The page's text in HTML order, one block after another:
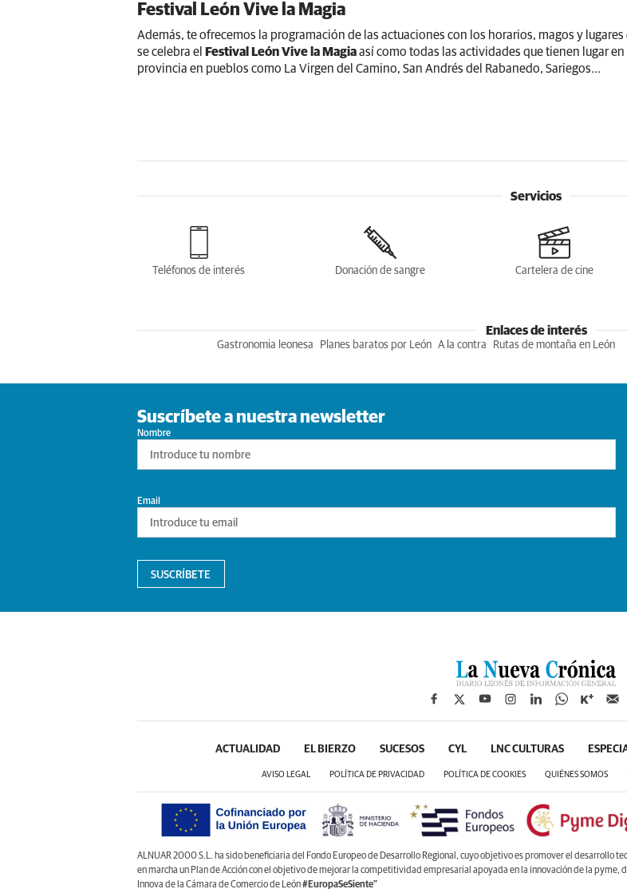
Festival León Vive la Magia
Además, te ofrecemos la programación de las actuaciones con los horarios, magos y
se celebra el
Festival León Vive la Magiaasí como todas las actividades que tienen lugar en
provincia en pueblos como La Virgen del Camino, San Andrés del Rabanedo, Sariegos...
Servicios
Teléfonos de interés Donación de sangre Cartelera de cine
Enlaces de interés
Gastronomia leonesa Planes baratos por León A la contra Rutas de montaña en León
Suscríbete a nuestra newsletter
Nombre
Email
SUSCRÍBETE
ACTUALIDAD EL BIERZO SUCESOS CYL LNC CULTURAS
AVISO LEGAL POLÍTICA DE PRIVACIDAD POLÍTICA DE COOKIES QUIÉNES SOMOS
ALNUAR 2000 S.L. ha sido beneficiaria del Fondo Europeo de Desarrollo Regional, cuyo objetivo es promover el desarrollo
en marcha un Plan de Acción con el objetivo de mejorar la competitividad empresarial apoyada en la innovación de la pyme,
Innova de la Cámara de Comercio de León#EuropaSeSiente”